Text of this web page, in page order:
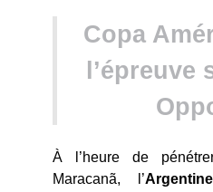
Copa
À l’heure de
Maracanã, l’Argentine